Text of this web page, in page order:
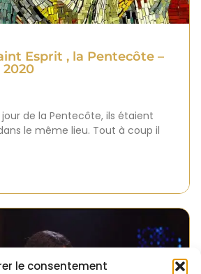
le consentement
Esprit , la Pentecôte –
de la Pentecôte, ils étaient
le même lieu. Tout à coup il